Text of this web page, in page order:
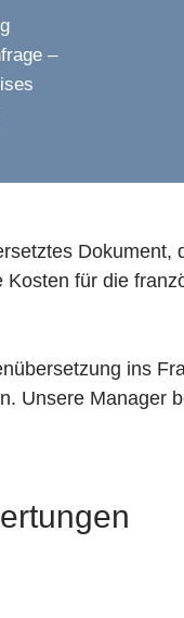
–
Kosten für die
ins
Unsere Manager